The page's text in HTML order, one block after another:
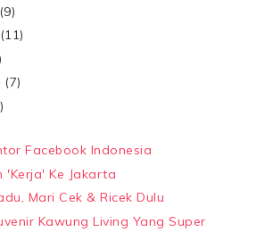
(9)
(11)
(7)
Facebook Indonesia
'Kerja' Ke Jakarta
Mari Cek & Ricek Dulu
Kawung Living Yang Super